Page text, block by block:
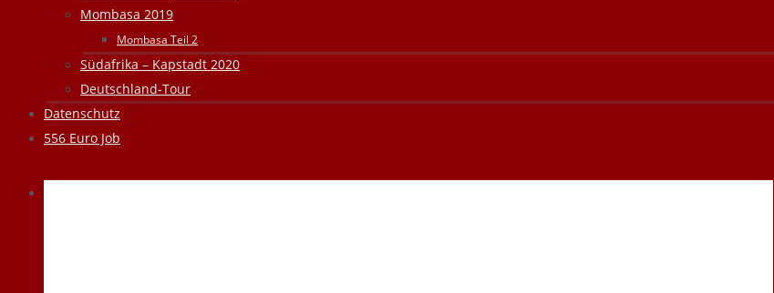
Mombasa 2019
Mombasa Teil 2
Südafrika – Kapstadt 2020
Deutschland-Tour
Datenschutz
556 Euro Job